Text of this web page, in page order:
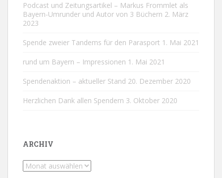
Podcast und Zeitungsartikel – Markus Frommlet als
Bayern-Umrunder und Autor von 3 Büchern 2. März
2023
Spende zweier Tandems für den Parasport 1. Mai 2021
rund um Bayern – Impressionen 1. Mai 2021
Spendenaktion – aktueller Stand 20. Dezember 2020
Herzlichen Dank allen Spendern 3. Oktober 2020
ARCHIV
Archiv